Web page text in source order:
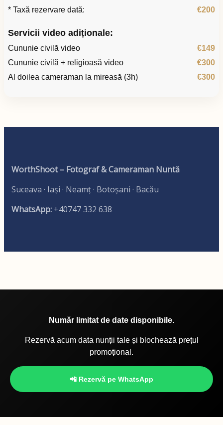
* Taxă rezervare dată: €200
Servicii video adiționale:
Cununie civilă video
€149
Cununie civilă + religioasă video
€300
Al doilea cameraman la mireasă (3h)
€300
WorthShoot – Fotograf & Cameraman Nuntă
Suceava · Iași · Neamț · Botoșani · Bacău
WhatsApp: +40747 332 638
Număr limitat de date disponibile.
Rezervă acum data nunții tale și blochează prețul
promoțional.
📲 Rezervă pe WhatsApp